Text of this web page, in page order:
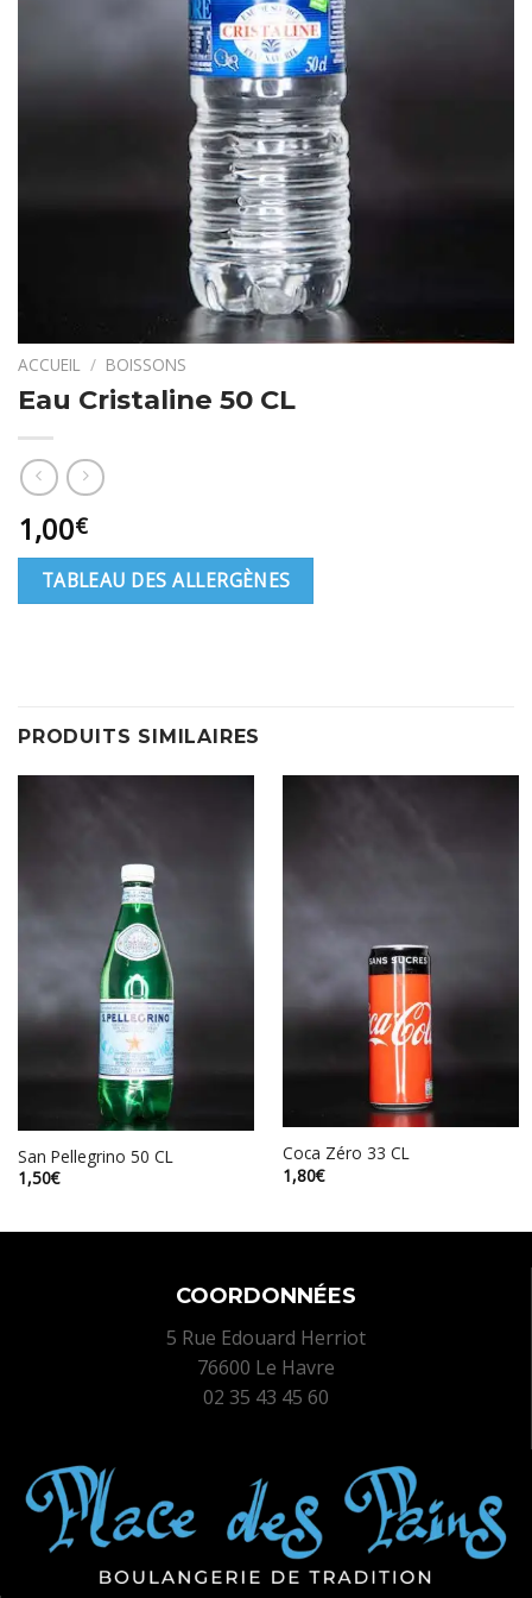
ACCUEIL / BOISSONS
Eau Cristaline 50 CL
1,00€
TABLEAU DES ALLERGÈNES
PRODUITS SIMILAIRES
San Pellegrino 50 CL
1,50€
Coca Zéro 33 CL
1,80€
COORDONNÉES
5 Rue Edouard Herriot
76600 Le Havre
02 35 43 45 60